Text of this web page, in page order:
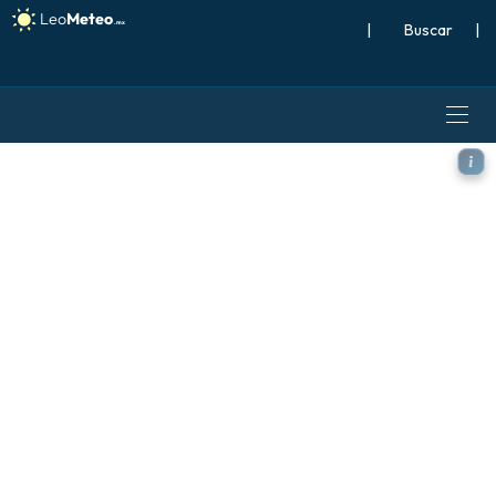
| |
GFS modelo -